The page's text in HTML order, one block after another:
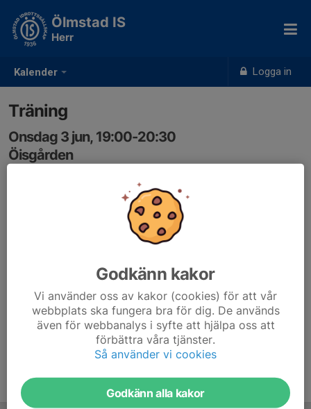
Kalender Logga in
Ölmstad IS
Herr
Träning
Onsdag 3 jun, 19:00-20:30
Öisgården
Samling: 18:45, Omklädningsrum
Godkänn kakor
Vi använder oss av kakor (cookies) för att vår
webbplats ska fungera bra för dig. De används
även för webbanalys i syfte att hjälpa oss att
förbättra våra tjänster.
Så använder vi cookies
Godkänn alla kakor